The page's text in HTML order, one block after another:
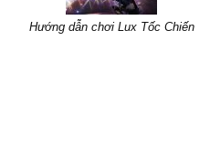
Hướng dẫn chơi Lux Tốc Chiến